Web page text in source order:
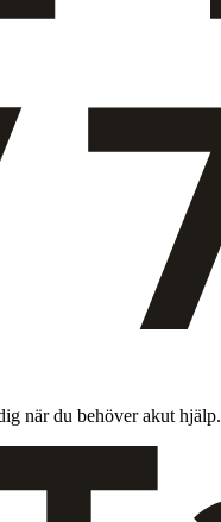
när du behöver akut hjälp.